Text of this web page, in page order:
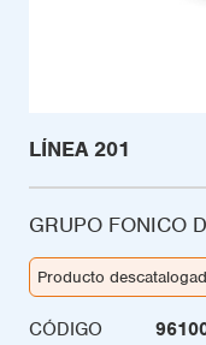
LÍNEA 201
GRUPO FONICO
Producto
CÓDIGO